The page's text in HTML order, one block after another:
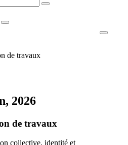
2026
de travaux